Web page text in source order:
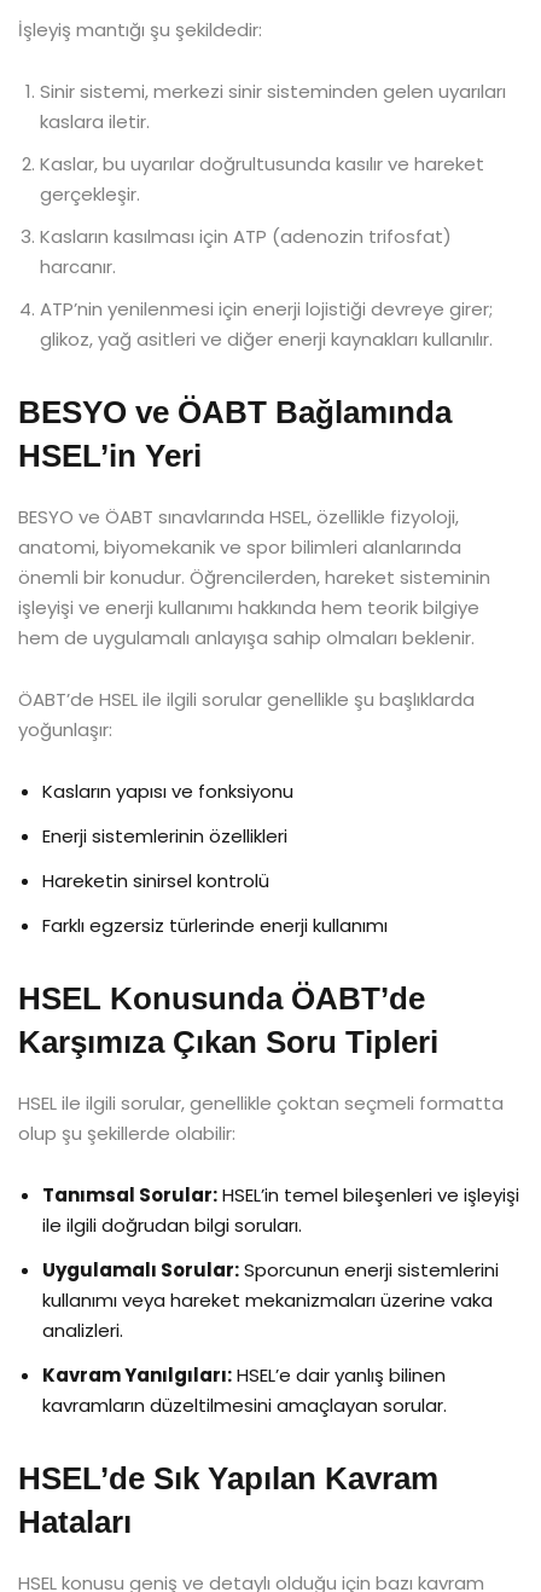
İşleyiş mantığı şu şekildedir:
Sinir sistemi, merkezi sinir sisteminden gelen uyarıları
kaslara iletir.
Kaslar, bu uyarılar doğrultusunda kasılır ve hareket
gerçekleşir.
Kasların kasılması için ATP (adenozin trifosfat)
harcanır.
ATP’nin yenilenmesi için enerji lojistiği devreye girer;
glikoz, yağ asitleri ve diğer enerji kaynakları kullanılır.
BESYO ve ÖABT Bağlamında
HSEL’in Yeri
BESYO ve ÖABT sınavlarında HSEL, özellikle fizyoloji,
anatomi, biyomekanik ve spor bilimleri alanlarında
önemli bir konudur. Öğrencilerden, hareket sisteminin
işleyişi ve enerji kullanımı hakkında hem teorik bilgiye
hem de uygulamalı anlayışa sahip olmaları beklenir.
ÖABT’de HSEL ile ilgili sorular genellikle şu başlıklarda
yoğunlaşır:
Kasların yapısı ve fonksiyonu
Enerji sistemlerinin özellikleri
Hareketin sinirsel kontrolü
Farklı egzersiz türlerinde enerji kullanımı
HSEL Konusunda ÖABT’de
Karşımıza Çıkan Soru Tipleri
HSEL ile ilgili sorular, genellikle çoktan seçmeli formatta
olup şu şekillerde olabilir:
Tanımsal Sorular:HSEL’in temel bileşenleri ve işleyişi
ile ilgili doğrudan bilgi soruları.
Uygulamalı Sorular:Sporcunun enerji sistemlerini
kullanımı veya hareket mekanizmaları üzerine vaka
analizleri.
Kavram Yanılgıları:HSEL’e dair yanlış bilinen
kavramların düzeltilmesini amaçlayan sorular.
HSEL’de Sık Yapılan Kavram
Hataları
HSEL konusu geniş ve detaylı olduğu için bazı kavram